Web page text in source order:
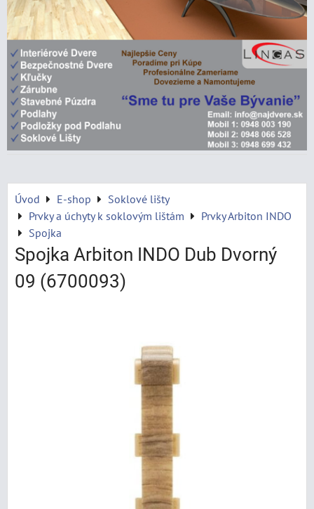
Úvod E-shop
Soklové lišty
Prvky a úchyty k soklovým lištám
Prvky Arbiton INDO
Spojka
Spojka Arbiton INDO Dub Dvorný
09 (6700093)